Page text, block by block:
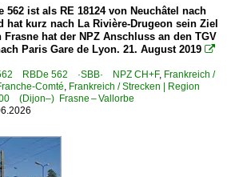
· 7400
BR-Nummer | Private | Industrie
Industrieloks
562 ist als RE 18124 von Neuchâtel nach
hat kurz nach La Rivière-Drugeon sein Ziel
hat der NPZ Anschluss an den TGV
Paris Gare de Lyon. 21. August 2019 
RBDe 562 ·SBB· NPZ CH+F, Frankreich /
Comté, Frankreich / Strecken | Region
(Dijon–) Frasne – Vallorbe